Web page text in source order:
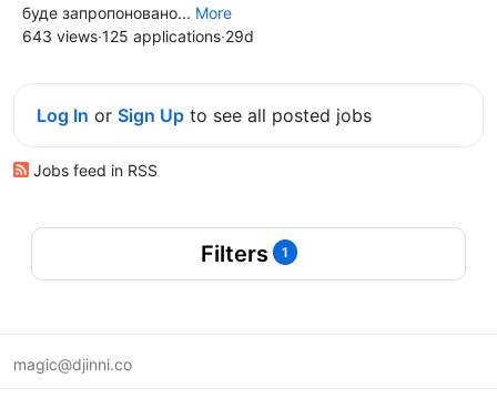
буде запропоновано... More
643 views·125 applications·29d
Log In or Sign Up to see all posted jobs
Jobs feed in RSS
Filters 1
magic@djinni.co